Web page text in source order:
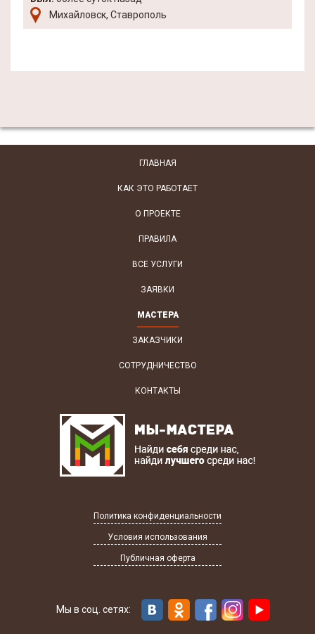
Михайловск, Ставрополь
ГЛАВНАЯ
КАК ЭТО РАБОТАЕТ
О ПРОЕКТЕ
ПРАВИЛА
ВСЕ УСЛУГИ
ЗАЯВКИ
МАСТЕРА
ЗАКАЗЧИКИ
СОТРУДНИЧЕСТВО
КОНТАКТЫ
Политика конфиденциальности
Условия использования
Публичная оферта
Мы в соц. сетях: